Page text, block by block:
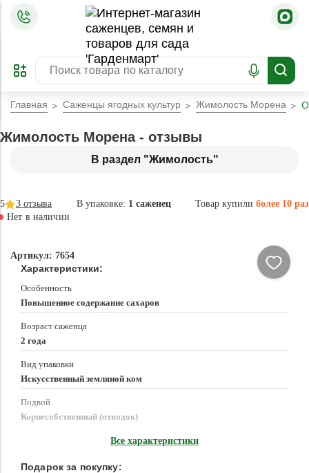
ПРЕДЗАКАЗ
ЗАБРОНИРОВАТЬ
ЛУЧШЕЕ
Главная Саженцы ягодных культур Жимолость Морена
В раздел "Жимолость"
Жимолость Морена - отзывы
В упаковке: 1 саженец Товар купили более 10 раз
5 3 отзыва
Нет в наличии
Артикул: 7654
Характеристики:
Особенность
Повышенное содержание сахаров
Возраст саженца
2 года
Вид упаковки
Искусственный земляной ком
Подвой
Корнесобственный (отводок)
Все характеристики
Подарок за покупку: